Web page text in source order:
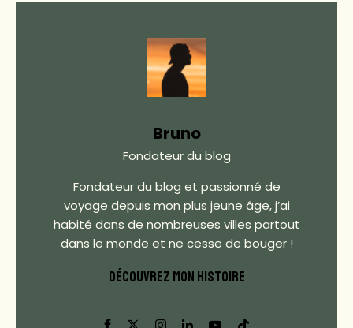
Bruno
Fondateur du blog
Fondateur du blog et passionné de
voyage depuis mon plus jeune âge, j’ai
habité dans de nombreuses villes partout
dans le monde et ne cesse de bouger !
DÉCOUVREZ MON HISTOIRE